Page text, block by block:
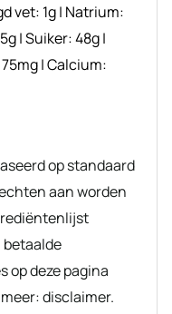
vet: 1g| Natrium:
5g|Suiker:48g|
75mg|Calcium:
aan worden
betaalde
op deze pagina
disclaimer.